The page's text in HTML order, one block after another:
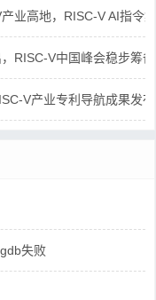
业高地，RISC-V AI指令
RISC-V中国峰会稳步筹
V产业专利导航成果发
失败